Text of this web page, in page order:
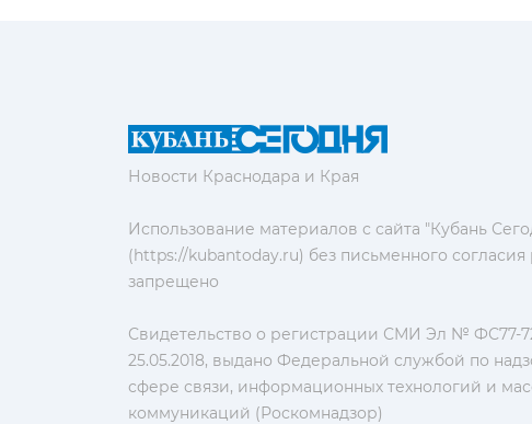
Новости Краснодара и Края
Использование материалов с сайта "Кубань
(https://kubantoday.ru) без письменного согласия
запрещено
Свидетельство о регистрации СМИ Эл № ФС77-
25.05.2018, выдано Федеральной службой по
сфере связи, информационных технологий и
коммуникаций (Роскомнадзор)